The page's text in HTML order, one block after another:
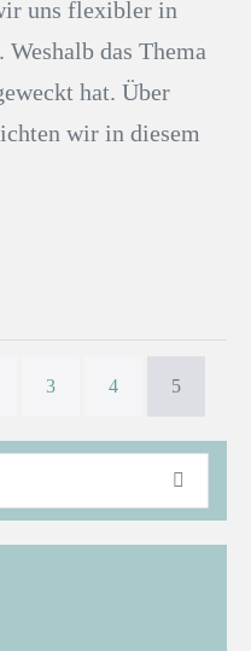
uns flexibler in
Weshalb das Thema
hat. Über
wir in diesem
3 4 5